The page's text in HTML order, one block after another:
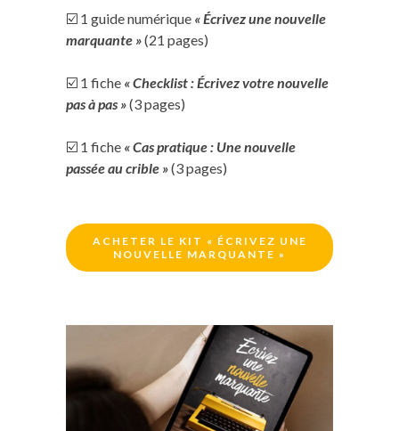
☑️ 1 guide numérique « Écrivez une nouvelle
marquante »(21 pages)
☑️ 1 fiche « Checklist : Écrivez votre nouvelle
pas à pas »(3 pages)
☑️ 1 fiche « Cas pratique : Une nouvelle
passée au crible »(3 pages)
ACHETER LE KIT « ÉCRIVEZ UNE
NOUVELLE MARQUANTE »